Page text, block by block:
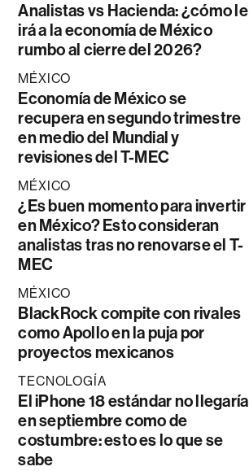
Analistas vs Hacienda: ¿cómo le
irá a la economía de México
rumbo al cierre del 2026?
MÉXICO
Economía de México se
recupera en segundo trimestre
en medio del Mundial y
revisiones del T-MEC
MÉXICO
¿Es buen momento para invertir
en México? Esto consideran
analistas tras no renovarse el T-
MEC
MÉXICO
BlackRock compite con rivales
como Apollo en la puja por
proyectos mexicanos
TECNOLOGÍA
El iPhone 18 estándar no llegaría
en septiembre como de
costumbre: esto es lo que se
sabe